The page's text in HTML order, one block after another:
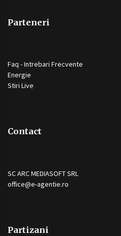
Parteneri
Faq - Intrebari Frecvente
Energie
Stiri Live
Contact
SC ARC MEDIASOFT SRL
office@e-agentie.ro
Partizani